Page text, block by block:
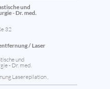
und
- Dr. med.
32
/ Laser
und
- Dr. med.
Laserepilation ,